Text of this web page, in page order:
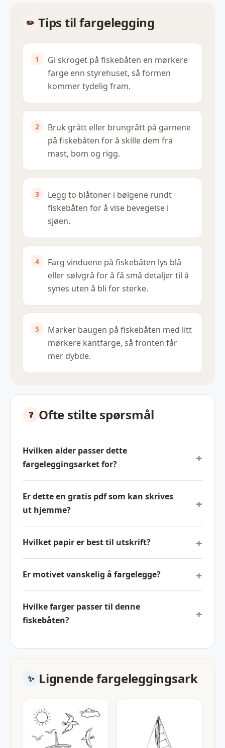
Tips til fargelegging
Gi skroget på fiskebåten en mørkere
farge enn styrehuset, så formen
kommer tydelig fram.
Bruk grått eller brungrått på garnene
på fiskebåten for å skille dem fra
mast, bom og rigg.
Legg to blåtoner i bølgene rundt
fiskebåten for å vise bevegelse i
sjøen.
Farg vinduene på fiskebåten lys blå
eller sølvgrå for å få små detaljer til å
synes uten å bli for sterke.
Marker baugen på fiskebåten med litt
mørkere kantfarge, så fronten får
mer dybde.
Ofte stilte spørsmål
Hvilken alder passer dette
fargeleggingsarket for?
Er dette en gratis pdf som kan skrives
ut hjemme?
Hvilket papir er best til utskrift?
Er motivet vanskelig å fargelegge?
Hvilke farger passer til denne
fiskebåten?
Lignende fargeleggingsark